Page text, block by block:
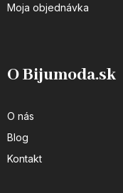
Moja objednávka
O Bijumoda.sk
O nás
Blog
Kontakt